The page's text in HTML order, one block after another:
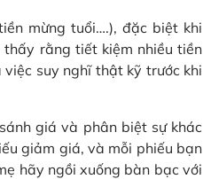
mừng tuổi….), đặc biệt khi
rằng tiết kiệm nhiều tiền
việc suy nghĩ thật kỹ trước khi
giá và phân biệt sự khác
giảm giá, và mỗi phiếu bạn
hãy ngồi xuống bàn bạc với